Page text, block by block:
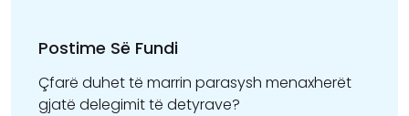
Postime Së Fundi
Çfarë duhet të marrin parasysh menaxherët
gjatë delegimit të detyrave?